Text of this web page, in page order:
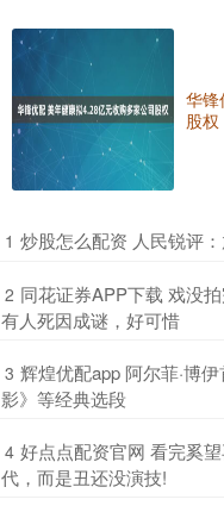
华锋
股权
1 炒股怎么配资 人民锐评
2 同花证券APP下载 戏没
有人死因成谜，好可惜
3 辉煌优配app 阿尔菲·博
影》等经典选段
4 好点点配资官网 看完奚
代，而是丑还没演技!